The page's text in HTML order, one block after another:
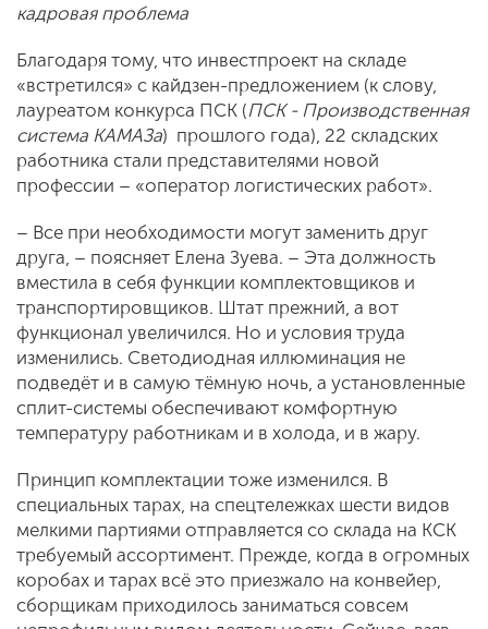
кадровая проблема
Благодаря тому, что инвестпроект на складе
«встретился» с кайдзен-предложением (к слову,
лауреатом конкурса ПСК (ПСК - Производственная
система КАМАЗа) прошлого года), 22 складских
работника стали представителями новой
профессии – «оператор логистических работ».
– Все при необходимости могут заменить друг
друга, – поясняет Елена Зуева. – Эта должность
вместила в себя функции комплектовщиков и
транспортировщиков. Штат прежний, а вот
функционал увеличился. Но и условия труда
изменились. Светодиодная иллюминация не
подведёт и в самую тёмную ночь, а установленные
сплит-системы обеспечивают комфортную
температуру работникам и в холода, и в жару.
Принцип комплектации тоже изменился. В
специальных тарах, на спецтележках шести видов
мелкими партиями отправляется со склада на КСК
требуемый ассортимент. Прежде, когда в огромных
коробах и тарах всё это приезжало на конвейер,
сборщикам приходилось заниматься совсем